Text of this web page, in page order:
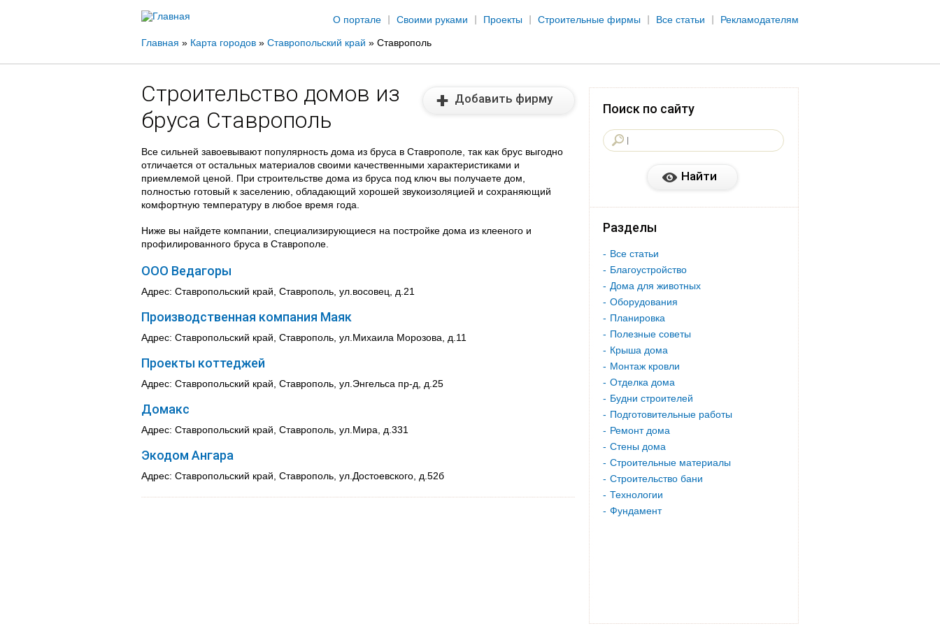
О портале
Своими руками Проекты Строительные фирмы Все статьи Рекламодателям
Вы
здесь
Главная » Карта городов » Ставропольский край » Ставрополь
Строительство домов из
бруса Ставрополь
Добавить фирму
Все сильней завоевывают популярность дома из бруса в Ставрополе, так как брус выгодно
отличается от остальных материалов своими качественными характеристиками и
приемлемой ценой. При строительстве дома из бруса под ключ вы получаете дом,
полностью готовый к заселению, обладающий хорошей звукоизоляцией и сохраняющий
комфортную температуру в любое время года.
Ниже вы найдете компании, специализирующиеся на постройке дома из клееного и
профилированного бруса в Ставрополе.
ООО Ведагоры
Адрес: Ставропольский край, Ставрополь, ул.восовец, д.21
Производственная компания Маяк
Адрес: Ставропольский край, Ставрополь, ул.Михаила Морозова, д.11
Проекты коттеджей
Адрес: Ставропольский край, Ставрополь, ул.Энгельса пр-д, д.25
Домакс
Адрес: Ставропольский край, Ставрополь, ул.Мира, д.331
Экодом Ангара
Адрес: Ставропольский край, Ставрополь, ул.Достоевского, д.52б
Поиск по сайту
Разделы
Все статьи
Благоустройство
Дома для животных
Оборудования
Планировка
Полезные советы
Крыша дома
Монтаж кровли
Отделка дома
Будни строителей
Подготовительные работы
Ремонт дома
Стены дома
Строительные материалы
Строительство бани
Технологии
Фундамент